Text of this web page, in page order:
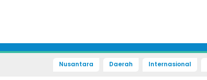
Nusantara Daerah Internasional